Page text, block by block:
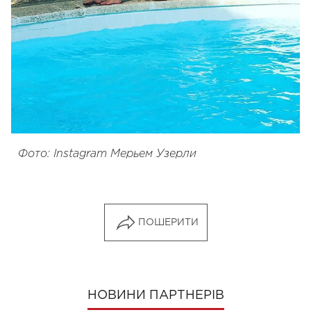
Фото: Instagram Мерьем Узерли
ПОШЕРИТИ
НОВИНИ ПАРТНЕРІВ